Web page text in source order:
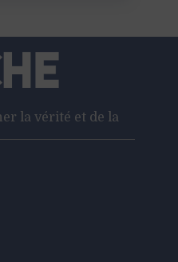
la vérité et de la